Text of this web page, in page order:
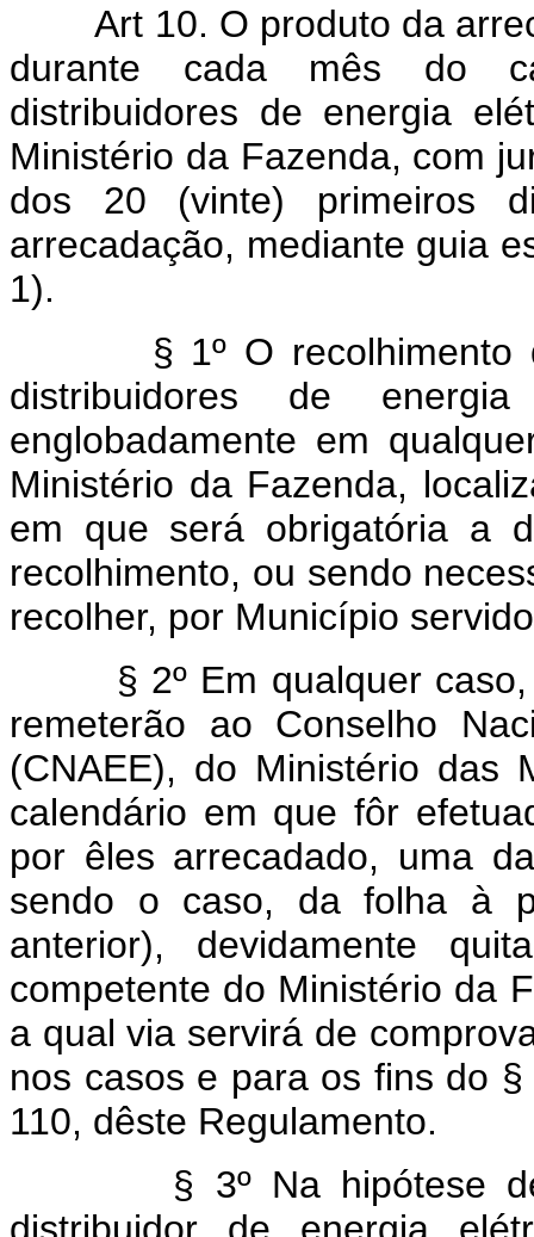
Art 10. O produto da
durante cada mês do
distribuidores de energia
Ministério da Fazenda, com
dos 20 (vinte) primeiros
arrecadação, mediante guia
1).
§ 1º O recolhimento do
distribuidores de
englobadamente em
Ministério da Fazenda,
em que será obrigatória a
recolhimento, ou sendo
recolher, por Município
§ 2º Em qualquer caso,
remeterão ao Conselho
(CNAEE), do Ministério das
calendário em que fôr
por êles arrecadado, uma
sendo o caso, da folha à
anterior), devidamente
competente do Ministério da
a qual via servirá de
nos casos e para os fins do
110, dêste Regulamento.
§ 3º Na hipótese de